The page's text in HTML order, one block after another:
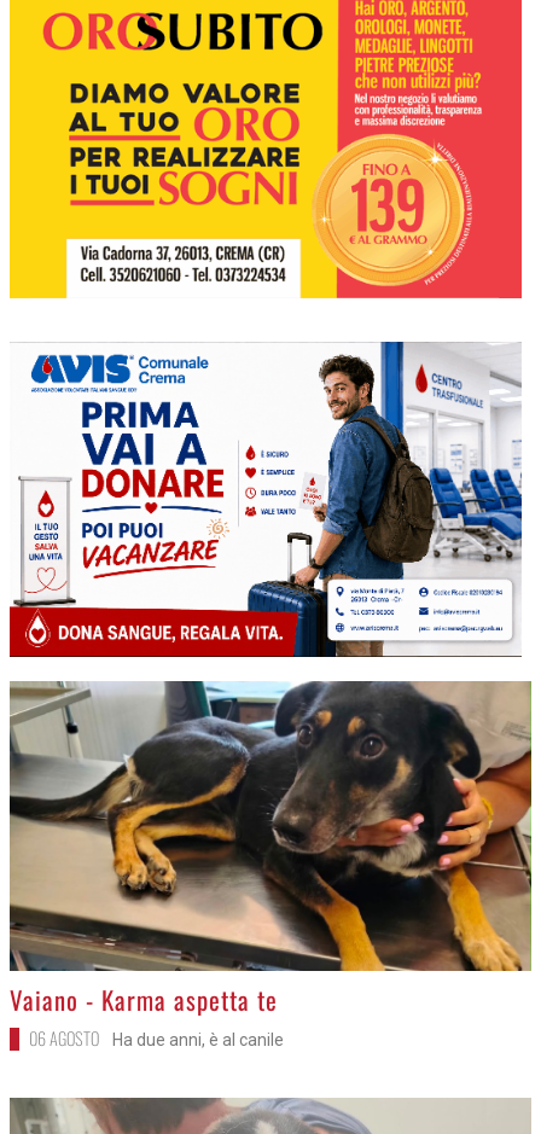
>
Vaiano - Karma aspetta te
06 AGOSTO Ha due anni, è al canile